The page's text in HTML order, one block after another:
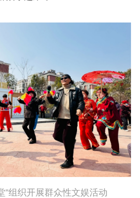
智库服务
管理平台
服务管理
数字出版
审读服务
新闻发布工作备
案管理系统
理论宣讲
共建共享平台
政工继续教育学
习平台
册
业务申报系统
织开展群众性文娱活动